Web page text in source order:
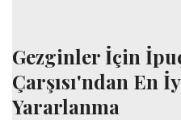
Gezginler İçin
Çarşısı'ndan En
Yararlanma